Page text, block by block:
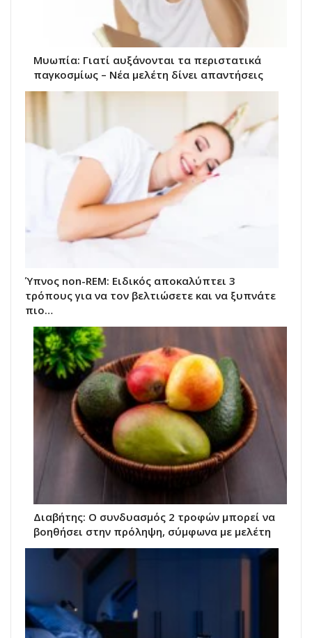
Μυωπία: Γιατί αυξάνονται τα περιστατικά
παγκοσμίως – Νέα μελέτη δίνει απαντήσεις
Ύπνος non-REM: Ειδικός αποκαλύπτει 3
τρόπους για να τον βελτιώσετε και να ξυπνάτε
πιο…
Διαβήτης: Ο συνδυασμός 2 τροφών μπορεί να
βοηθήσει στην πρόληψη, σύμφωνα με μελέτη